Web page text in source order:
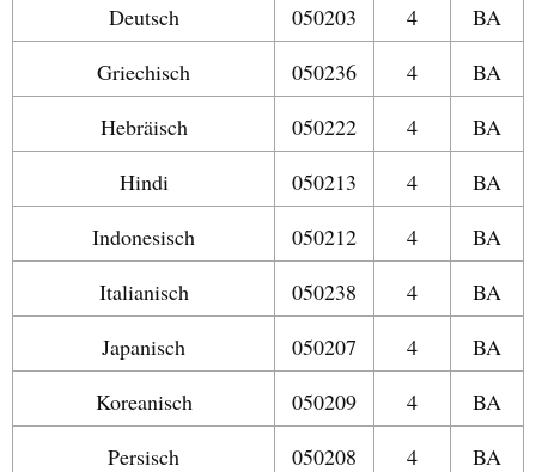
Deutsch
050203 4
BA
Griechisch
050236 4
BA
Hebräisch
050222 4
BA
Hindi
050213 4
BA
Indonesisch
050212 4
BA
Italianisch
050238 4
BA
Japanisch
050207 4
BA
Koreanisch
050209 4
BA
Persisch
050208 4
BA